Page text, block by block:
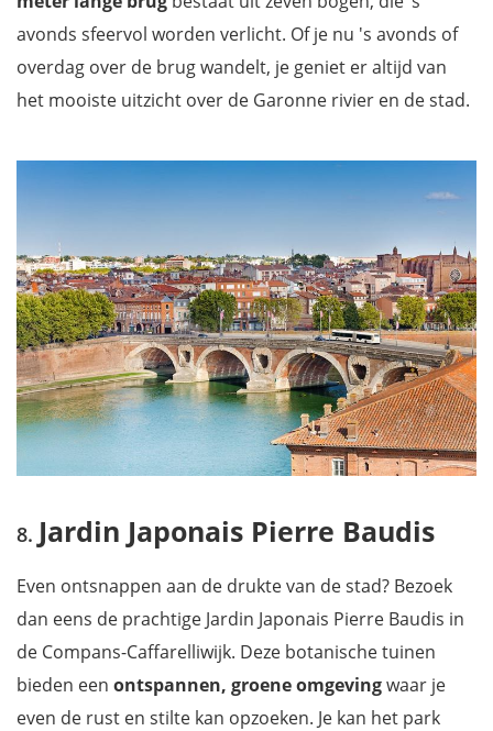
avonds sfeervol worden verlicht. Of je nu 's avonds of
overdag over de brug wandelt, je geniet er altijd van
het mooiste uitzicht over de Garonne rivier en de stad.
Jardin Japonais Pierre Baudis
Even ontsnappen aan de drukte van de stad? Bezoek
dan eens de prachtige Jardin Japonais Pierre Baudis in
de Compans-Caffarelliwijk. Deze botanische tuinen
bieden een ontspannen, groene omgevingwaar je
even de rust en stilte kan opzoeken. Je kan het park